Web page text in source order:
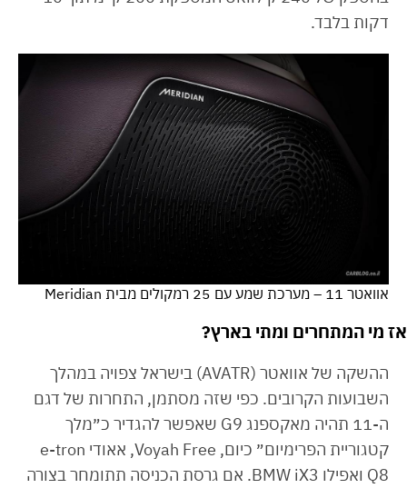
דקות בלבד.
אוואטר 11 – מערכת שמע עם 25 רמקולים מבית Meridian
אז מי המתחרים ומתי בארץ?
ההשקה של אוואטר (AVATR) בישראל צפויה במהלך
השבועות הקרובים. כפי שזה מסתמן, התחרות של דגם
ה-11 תהיה מאקספנג G9 שאפשר להגדיר כ״מלך
קטגוריית הפרימיום״ כיום, Voyah Free, אאודי e-tron
Q8 ואפילו BMW iX3. אם גרסת הכניסה תתומחר בצורה